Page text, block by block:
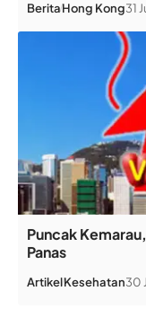
BeritaHong Kong31
Puncak
Panas
ArtikelKesehatan30